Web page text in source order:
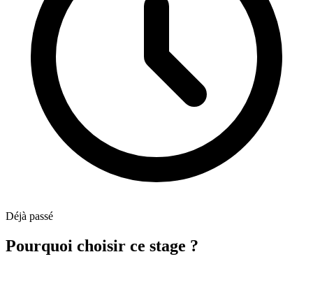
Déjà passé
Pourquoi choisir ce stage ?